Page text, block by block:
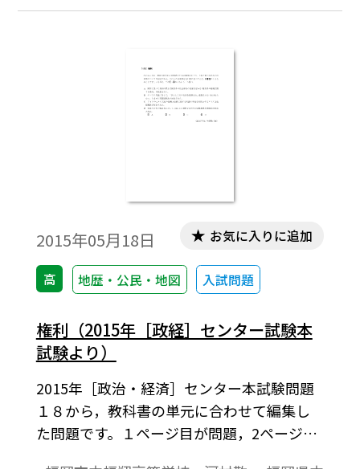
2015年05月18日
高 地歴・公民・地図 入試問題
お気に入りに追加
権利（2015年［政経］センター試験本
試験より）
2015年［政治・経済］センター本試験問題
１８から，教科書の単元に合わせて編集し
た問題です。１ページ目が問題，2ページ目